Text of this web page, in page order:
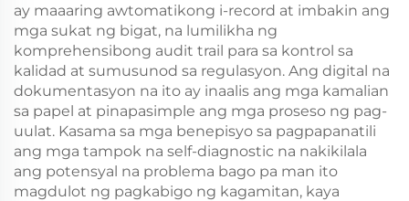
ay maaaring awtomatikong i-record at imbakin ang
mga sukat ng bigat, na lumilikha ng
komprehensibong audit trail para sa kontrol sa
kalidad at sumusunod sa regulasyon. Ang digital na
dokumentasyon na ito ay inaalis ang mga kamalian
sa papel at pinapasimple ang mga proseso ng pag-
uulat. Kasama sa mga benepisyo sa pagpapanatili
ang mga tampok na self-diagnostic na nakikilala
ang potensyal na problema bago pa man ito
magdulot ng pagkabigo ng kagamitan, kaya